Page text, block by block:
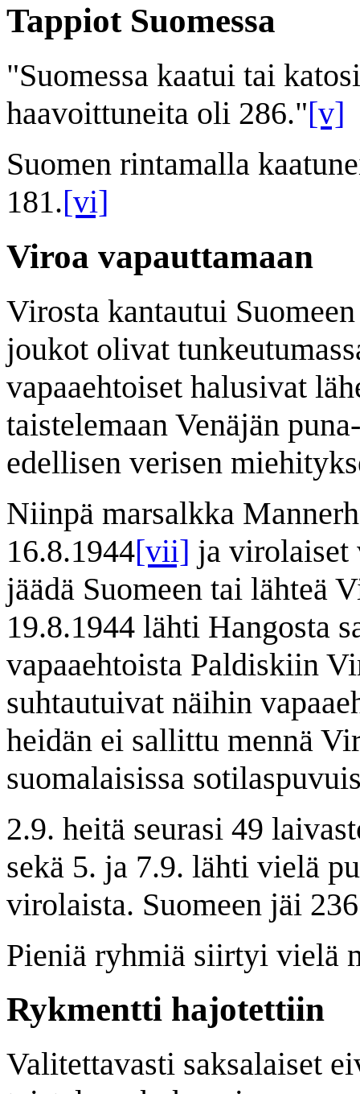
Tappiot Suomessa
"Suomessa kaatui tai
haavoittuneita oli 286."[v]
Suomen rintamalla
181.[vi]
Viroa vapauttamaan
Virosta kantautui
joukot olivat
vapaaehtoiset halusivat
taistelemaan Venäjän
edellisen verisen
Niinpä marsalkka
16.8.1944[vii] ja virolaiset
jäädä Suomeen tai lähteä
19.8.1944 lähti Hangosta
vapaaehtoista Paldiskiin
suhtautuivat näihin
heidän ei sallittu mennä
suomalaisissa
2.9. heitä seurasi 49
sekä 5. ja 7.9. lähti vielä
virolaista. Suomeen jäi
Pieniä ryhmiä siirtyi vielä
Rykmentti hajotettiin
Valitettavasti saksalaiset